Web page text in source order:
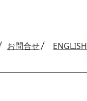
お問合せ ENGLISH